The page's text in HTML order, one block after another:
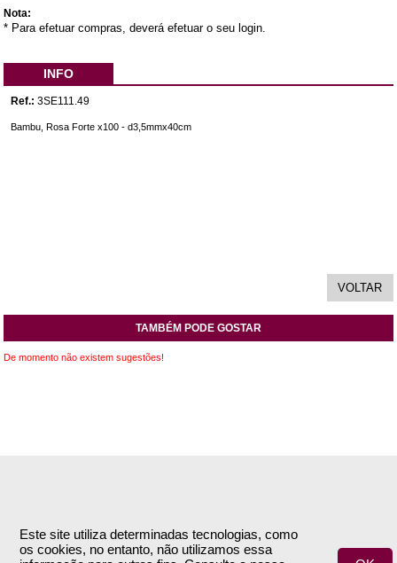
Este site utiliza determinadas tecnologias, como
os cookies, no entanto, não utilizamos essa
Nota:
* Para efetuar compras, deverá efetuar o seu login.
INFO
Ref.: 3SE111.49
Bambu, Rosa Forte x100 - d3,5mmx40cm
TAMBÉM PODE GOSTAR
De momento não existem sugestões!
Empresa
Termos e Condições
Encomendas & Pagamentos
Envio